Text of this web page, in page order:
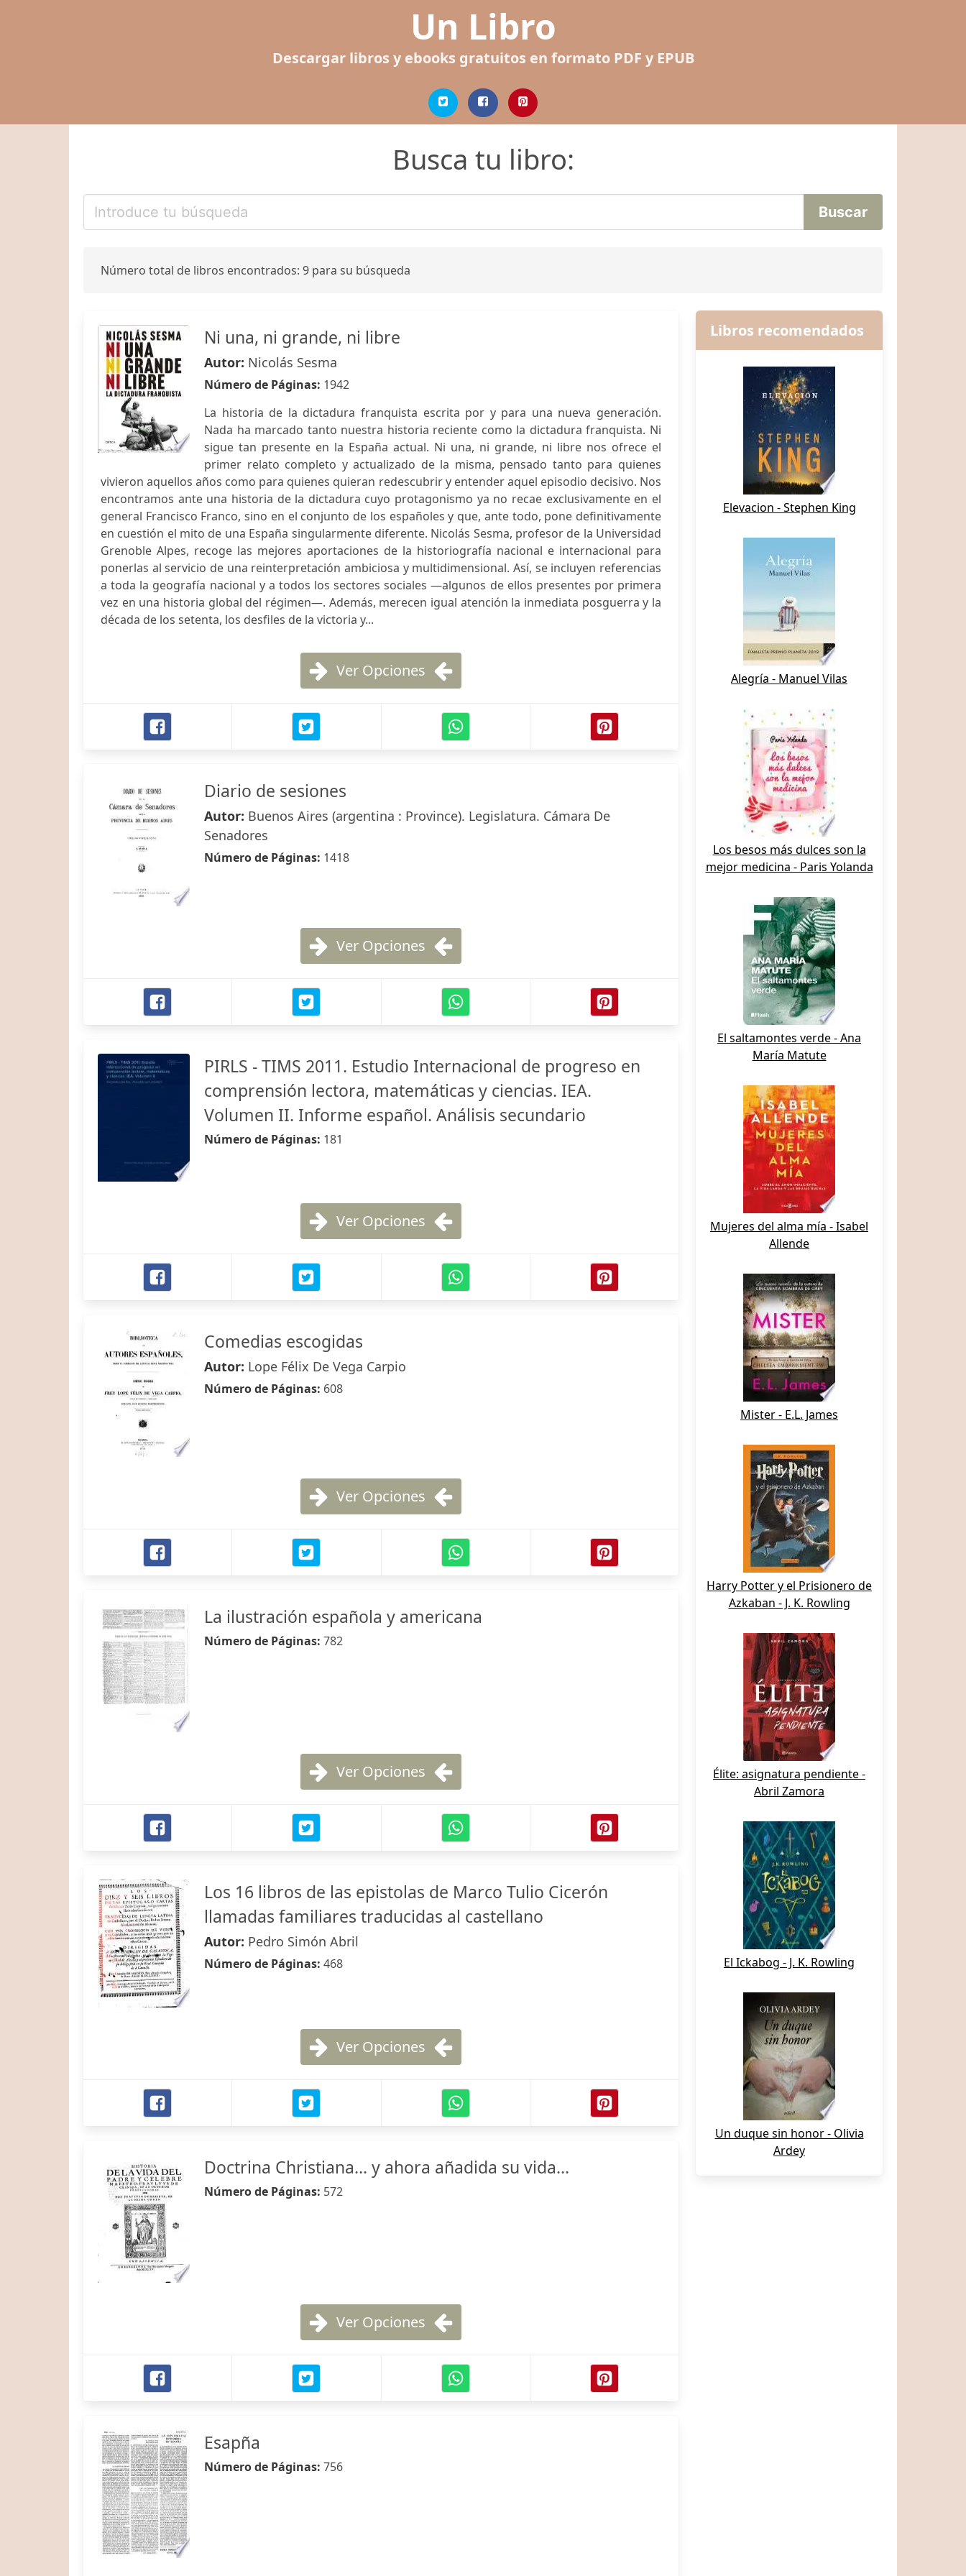
Un Libro
Descargar libros y ebooks gratuitos en formato PDF y EPUB
Busca tu libro:
Número total de libros encontrados: 9 para su búsqueda
Ni una, ni grande, ni libre
Autor: Nicolás Sesma
Número de Páginas: 1942
La historia de la dictadura franquista escrita por y para una nueva generación.
Nada ha marcado tanto nuestra historia reciente como la dictadura franquista. Ni
sigue tan presente en la España actual. Ni una, ni grande, ni libre nos ofrece el
primer relato completo y actualizado de la misma, pensado tanto para quienes
vivieron aquellos años como para quienes quieran redescubrir y entender aquel episodio decisivo. Nos
encontramos ante una historia de la dictadura cuyo protagonismo ya no recae exclusivamente en el
general Francisco Franco, sino en el conjunto de los españoles y que, ante todo, pone definitivamente
en cuestión el mito de una España singularmente diferente. Nicolás Sesma, profesor de la Universidad
Grenoble Alpes, recoge las mejores aportaciones de la historiografía nacional e internacional para
ponerlas al servicio de una reinterpretación ambiciosa y multidimensional. Así, se incluyen referencias
a toda la geografía nacional y a todos los sectores sociales —algunos de ellos presentes por primera
vez en una historia global del régimen—. Además, merecen igual atención la inmediata posguerra y la
década de los setenta, los desfiles de la victoria y...
Ver Opciones
Diario de sesiones
Autor: Buenos Aires (argentina : Province). Legislatura. Cámara De
Senadores
Número de Páginas: 1418
Ver Opciones
PIRLS - TIMS 2011. Estudio Internacional de progreso en
comprensión lectora, matemáticas y ciencias. IEA.
Volumen II. Informe español. Análisis secundario
Número de Páginas: 181
Ver Opciones
Comedias escogidas
Autor: Lope Félix De Vega Carpio
Número de Páginas: 608
Ver Opciones
La ilustración española y americana
Número de Páginas: 782
Ver Opciones
Los 16 libros de las epistolas de Marco Tulio Cicerón
llamadas familiares traducidas al castellano
Autor: Pedro Simón Abril
Número de Páginas: 468
Ver Opciones
Doctrina Christiana... y ahora añadida su vida...
Número de Páginas: 572
Ver Opciones
Esapña
Número de Páginas: 756
Libros recomendados
Elevacion - Stephen King
Alegría - Manuel Vilas
Los besos más dulces son la
mejor medicina - Paris Yolanda
El saltamontes verde - Ana
María Matute
Mujeres del alma mía - Isabel
Allende
Mister - E.L. James
Harry Potter y el Prisionero de
Azkaban - J. K. Rowling
Élite: asignatura pendiente -
Abril Zamora
El Ickabog - J. K. Rowling
Un duque sin honor - Olivia
Ardey